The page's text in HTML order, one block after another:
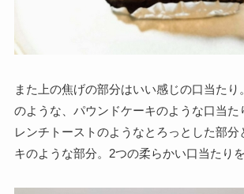
また上の焦げの部分はいい感じの口当たり
のような、パウンドケーキのような口当た
レンチトーストのようなとろっとした部分
キのような部分。 2つの柔らかい口当たり